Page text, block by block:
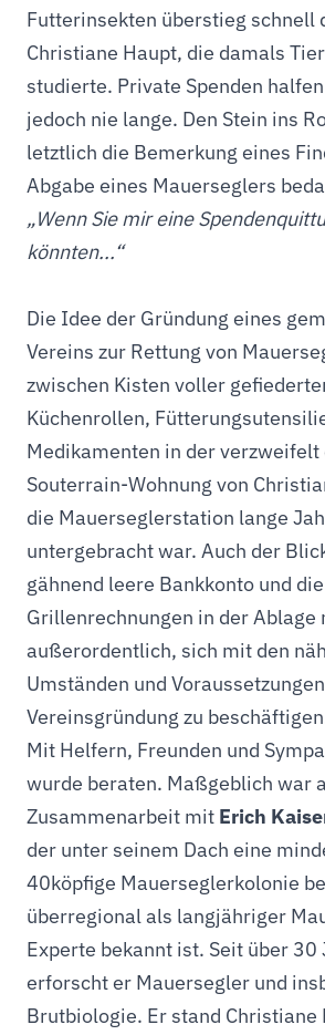
Futterinsekten überstieg schnell
Christiane Haupt, die damals
studierte. Private Spenden
jedoch nie lange. Den Stein ins
letztlich die Bemerkung eines
Abgabe eines Mauerseglers
„Wenn Sie mir eine
könnten...“
Die Idee der Gründung eines
Vereins zur Rettung von
zwischen Kisten voller
Küchenrollen,
Medikamenten in der verzweifelt
Souterrain-Wohnung von
die Mauerseglerstation lange
untergebracht war. Auch der
gähnend leere Bankkonto und die
Grillenrechnungen in der
außerordentlich, sich mit den
Umständen und
Vereinsgründung zu
Mit Helfern, Freunden und
wurde beraten. Maßgeblich war
Zusammenarbeit mit Erich
der unter seinem Dach eine
40köpfige Mauerseglerkolonie
überregional als langjähriger
Experte bekannt ist. Seit über 30
erforscht er Mauersegler und
Brutbiologie. Er stand Christiane